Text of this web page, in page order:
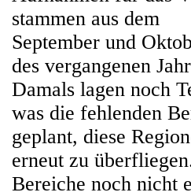
stammen aus dem
September und
des vergangenen
Damals lagen noch
was die fehlenden
geplant, diese
erneut zu
Bereiche noch nicht